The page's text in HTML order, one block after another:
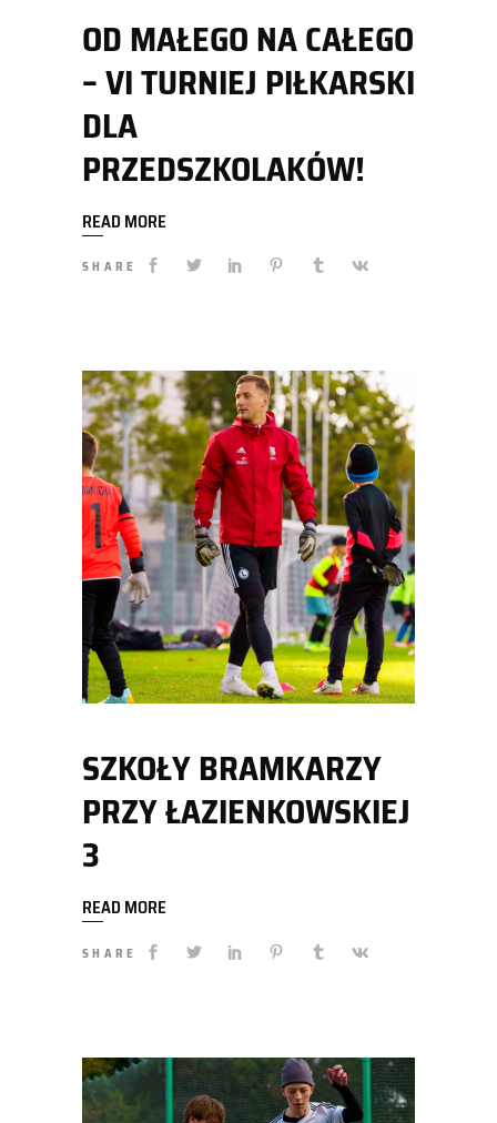
OD MAŁEGO NA CAŁEGO
– VI TURNIEJ PIŁKARSKI
DLA
PRZEDSZKOLAKÓW!
READ MORE
SHARE
SZKOŁY BRAMKARZY
PRZY ŁAZIENKOWSKIEJ
3
READ MORE
SHARE